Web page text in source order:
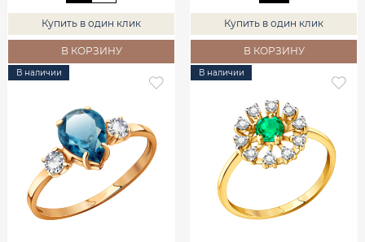
Купить в один клик
В КОРЗИНУ
Купить в один клик
В КОРЗИНУ
В наличии В наличии